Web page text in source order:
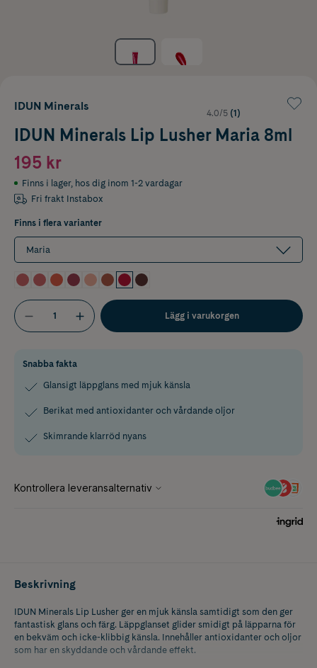
IDUN Minerals
4.0/5 (1)
IDUN Minerals Lip Lusher Maria 8ml
195 kr
Finns i lager, hos dig inom 1-2 vardagar
Fri frakt Instabox
Finns i flera varianter
Maria
Lägg i varukorgen
Snabba fakta
Glansigt läppglans med mjuk känsla
Berikat med antioxidanter och vårdande oljor
Skimrande klarröd nyans
Beskrivning
IDUN Minerals Lip Lusher ger en mjuk känsla samtidigt som den ger
fantastisk glans och färg. Läppglanset glider smidigt på läpparna för
en bekväm och icke-klibbig känsla. Innehåller antioxidanter och oljor
som har en skyddande och vårdande effekt.